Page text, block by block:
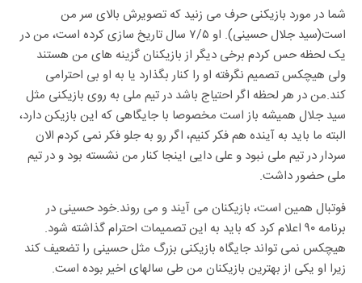
شما در مورد بازیکنی حرف می زنید که تصویرش بالای سر من
است(سید جلال حسینی). او ۷/۵ سال تاریخ سازی کرده است، من در
یک لحظه حس کردم برخی دیگر از بازیکنان گزینه های من هستند
ولی هیچکس تصمیم نگرفته او را کنار بگذارد یا به او بی احترامی
کند.من در هر لحظه اگر احتیاج باشد در تیم ملی به روی بازیکنی مثل
سید جلال همیشه باز است مخصوصا با جایگاهی که این بازیکن دارد،
البته ما باید به آینده هم فکر کنیم، اگر رو به جلو فکر نمی کردم الان
سردار در تیم ملی نبود و علی دایی اینجا کنار من نشسته بود و در تیم
ملی حضور داشت.
فوتبال همین است، بازیکنان می آیند و می روند.خود حسینی در
برنامه ۹۰ اعلام کرد که باید به این تصمیمات احترام گذاشته شود.
هیچکس نمی تواند جایگاه بازیکنی بزرگ مثل حسینی را تضعیف کند
زیرا او یکی از بهترین بازیکنان من طی سالهای اخیر بوده است.